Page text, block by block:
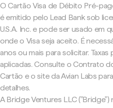
O Cartão Visa de Débito Pré-
é emitido pelo Lead Bank sob
U.S.A. Inc. e pode ser usado em
onde o Visa seja aceito. É
anos ou mais para solicitar.
aplicadas. Consulte o Contrato
Cartão e o site da Avian Labs
detalhes.
A Bridge Ventures LLC ("Bridge")